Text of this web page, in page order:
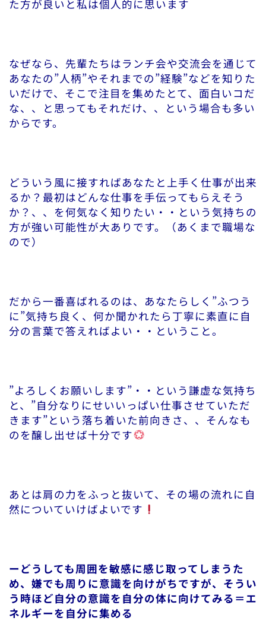
た方が良いと私は個人的に思います
なぜなら、先輩たちはランチ会や交流会を通じて
あなたの”人柄”やそれまでの”経験”などを知りた
いだけで、そこで注目を集めたとて、面白いコだ
な、、と思ってもそれだけ、、という場合も多い
からです。
どういう風に接すればあなたと上手く仕事が出来
るか？最初はどんな仕事を手伝ってもらえそう
か？、、を何気なく知りたい・・という気持ちの
方が強い可能性が大ありです。（あくまで職場な
ので）
だから一番喜ばれるのは、あなたらしく”ふつう
に”気持ち良く、何か聞かれたら丁寧に素直に自
分の言葉で答えればよい・・ということ。
”よろしくお願いします”・・という謙虚な気持ち
と、”自分なりにせいいっぱい仕事させていただ
きます”という落ち着いた前向きさ、、そんなも
のを醸し出せば十分です
あとは肩の力をふっと抜いて、その場の流れに自
然についていけばよいです
ーどうしても周囲を敏感に感じ取ってしまうた
め、嫌でも周りに意識を向けがちですが、そうい
う時ほど自分の意識を自分の体に向けてみる＝エ
ネルギーを自分に集める